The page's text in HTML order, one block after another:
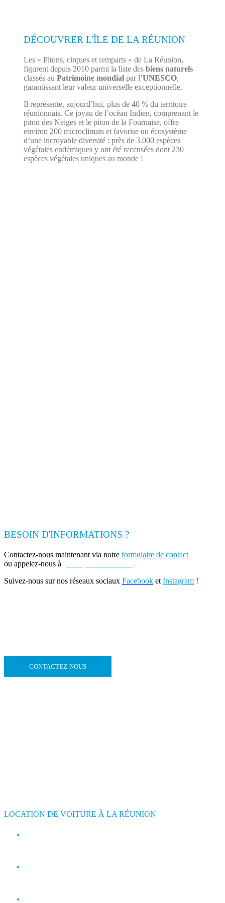
DÉCOUVRER L'ÎLE DE LA RÉUNION
Les « Pitons, cirques et remparts » de La Réunion,
figurent depuis 2010 parmi la liste des biens naturels
classés au Patrimoine mondialpar l’UNESCO,
garantissant leur valeur universelle exceptionnelle.
Il représente, aujourd’hui, plus de 40 % du territoire
réunionnais. Ce joyau de l’océan Indien, comprenant le
piton des Neiges et le piton de la Fournaise, offre
environ 200 microclimats et favorise un écosystème
d’une incroyable diversité : près de 3.000 espèces
végétales endémiques y ont été recensées dont 230
espèces végétales uniques au monde !
BESOIN D'INFORMATIONS ?
Contactez-nous maintenant via notre formulaire de contact
ou appelez-nous à
.
Suivez-nous sur nos réseaux sociaux Facebook et Instagram !
CONTACTEZ-NOUS
LOCATION DE VOITURE À LA RÉUNION
0693 39 80 30
0693 55 86 94